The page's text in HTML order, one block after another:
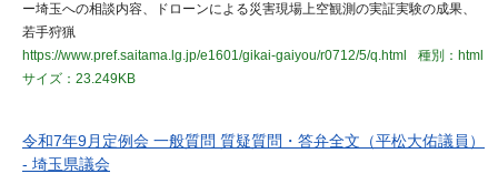
ー埼玉への相談内容、ドローンによる災害現場上空観測の実証実験の成果、
若手狩猟
https://www.pref.saitama.lg.jp/e1601/gikai-gaiyou/r0712/5/q.html
種別：html
サイズ：23.249KB
令和7年9月定例会 一般質問 質疑質問・答弁全文（平松大佑議員）
- 埼玉県議会